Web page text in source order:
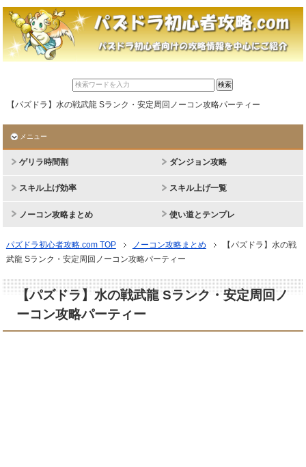
【パズドラ】水の戦武龍 Sランク・安定周回ノーコン攻略パーティー
メニュー
ゲリラ時間割 ダンジョン攻略
スキル上げ効率 スキル上げ一覧
ノーコン攻略まとめ 使い道とテンプレ
パズドラ初心者攻略.com TOP ノーコン攻略まとめ
【パズドラ】水の戦
武龍 Sランク・安定周回ノーコン攻略パーティー
【パズドラ】水の戦武龍 Sランク・安定周回ノ
ーコン攻略パーティー